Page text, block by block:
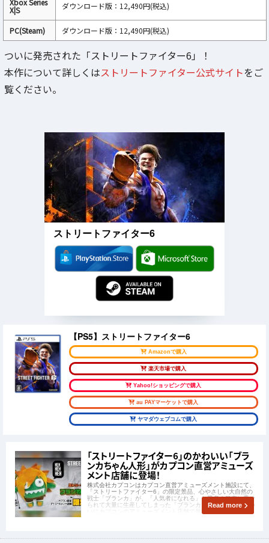
X|S ダウンロード版：12,490円(税込)
PC(Steam) ダウンロード版：12,490円(税込)
ついに発売された「ストリートファイター6」！
本作について詳しくはストリートファイター公式サイトをご
覧ください。
ストリートファイター6
【PS5】ストリートファイター6
Amazonで購入
楽天市場で購入
Yahoo!ショッピングで購入
au PAYマーケットで購入
ヤマダウェブコムで購入
「ストリートファイター6」のかわいい「ブラ
ンカちゃん人形」がカプコン直営アミューズ
メント店舗に登場！
株式会社カプコンはカプコン直営アミューズメント施設にて、
「ストリートファイター6」の限定景品、心やさしい大自然の
戦士「ブランカ」が、「人気者になれる」と業者の口車に乗せ
られて大量に生産してしまった「ブランカちゃん人形」が、つ
いにカプコンのアミューズメント店舗で展開されます！
Read more